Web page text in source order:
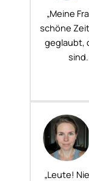
„Meine
schöne
geglaubt,
„Leute!